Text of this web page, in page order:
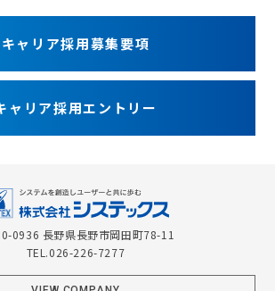
キャリア採用募集要項
ャリア採用エントリー
0936 長野県長野市岡田町78-11
TEL.026-226-7277